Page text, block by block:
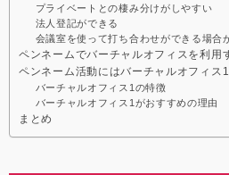
プライベートとの棲み分けがしやすい
法人登記ができる
会議室を使って打ち合わせができる場合
ペンネームでバーチャルオフィスを利用
ペンネーム活動にはバーチャルオフィス
バーチャルオフィス1の特徴
バーチャルオフィス1がおすすめの理由
まとめ